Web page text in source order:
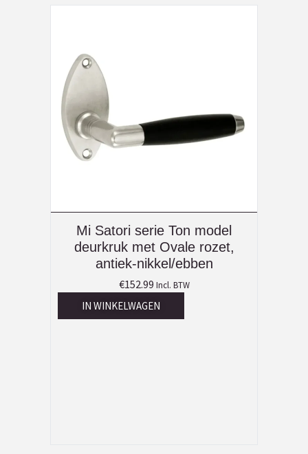
Mi Satori serie Ton model
deurkruk met Ovale rozet,
antiek-nikkel/ebben
€152.99 Incl. BTW
IN WINKELWAGEN